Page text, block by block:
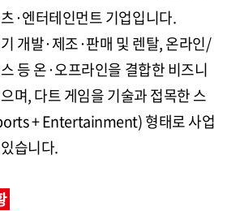
·엔터테인먼트 기업입니다.
개발·제조·판매 및 렌탈, 온라인/
등 온·오프라인을 결합한 비즈니
며, 다트 게임을 기술과 접목한 스
+ Entertainment) 형태로 사업
습니다.